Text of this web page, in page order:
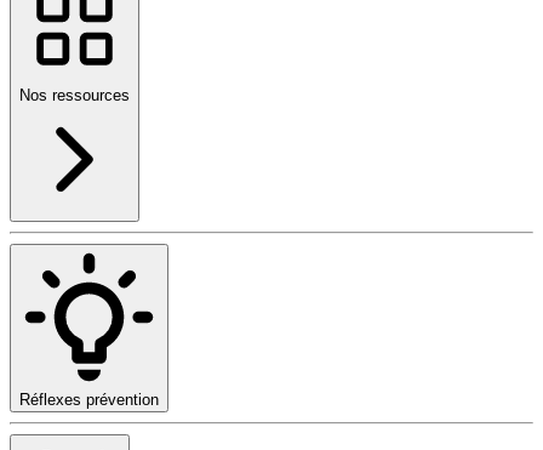
Nos ressources
Réflexes prévention